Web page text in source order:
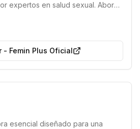
expertos en salud sexual. Aborda
vida sexual femenina y el
- Femin Plus Oficial
esencial diseñado para una